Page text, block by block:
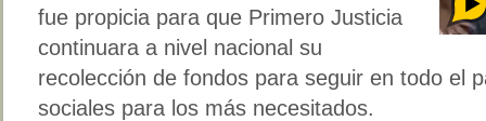
fue propicia para que Primero Justicia
continuara a nivel nacional su
recolección de fondos para seguir en todo el
sociales para los más necesitados.